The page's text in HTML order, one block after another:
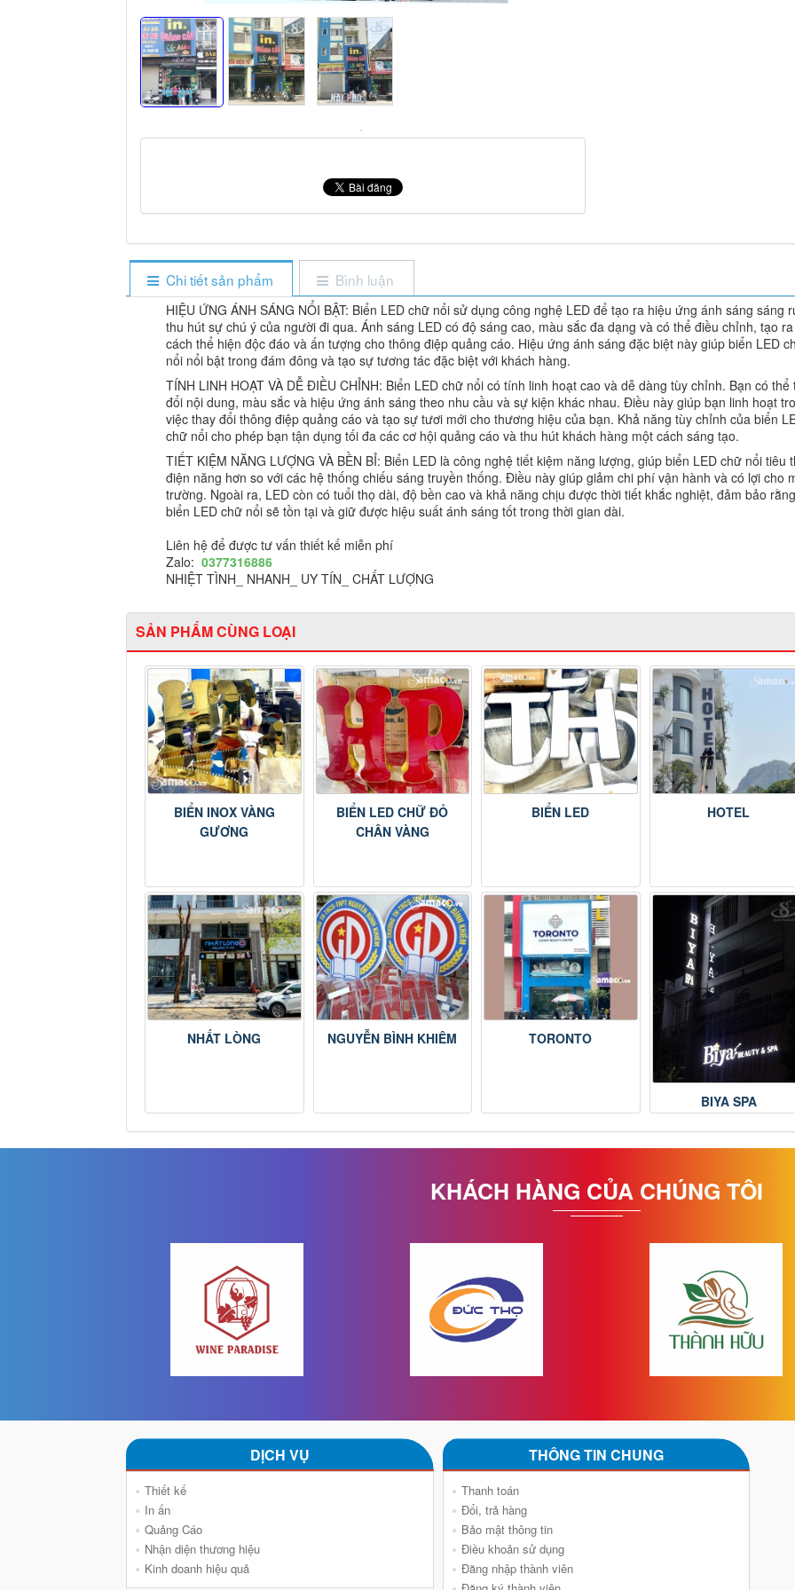
Chi tiết sản phẩm Bình luận
HIỆU ỨNG ÁNH SÁNG NỔI BẬT: Biển LED chữ nổi sử dụng công nghệ LED để tạo ra hiệu ứng ánh sáng sáng
thu hút sự chú ý của người đi qua. Ánh sáng LED có độ sáng cao, màu sắc đa dạng và có thể điều chỉnh, tạo
cách thể hiện độc đáo và ấn tượng cho thông điệp quảng cáo. Hiệu ứng ánh sáng đặc biệt này giúp biển LED
nổi nổi bật trong đám đông và tạo sự tương tác đặc biệt với khách hàng.
TÍNH LINH HOẠT VÀ DỄ ĐIỀU CHỈNH: Biển LED chữ nổi có tính linh hoạt cao và dễ dàng tùy chỉnh. Bạn có thể
đổi nội dung, màu sắc và hiệu ứng ánh sáng theo nhu cầu và sự kiện khác nhau. Điều này giúp bạn linh hoạt
việc thay đổi thông điệp quảng cáo và tạo sự tươi mới cho thương hiệu của bạn. Khả năng tùy chỉnh của biển
chữ nổi cho phép bạn tận dụng tối đa các cơ hội quảng cáo và thu hút khách hàng một cách sáng tạo.
TIẾT KIỆM NĂNG LƯỢNG VÀ BỀN BỈ: Biển LED là công nghệ tiết kiệm năng lượng, giúp biển LED chữ nổi tiêu
điện năng hơn so với các hệ thống chiếu sáng truyền thống. Điều này giúp giảm chi phí vận hành và có lợi cho
trường. Ngoài ra, LED còn có tuổi thọ dài, độ bền cao và khả năng chịu được thời tiết khắc nghiệt, đảm bảo rằng
biển LED chữ nổi sẽ tồn tại và giữ được hiệu suất ánh sáng tốt trong thời gian dài.
Liên hệ để được tư vấn thiết kế miễn phí
Zalo: 0377316886
NHIỆT TÌNH_ NHANH_ UY TÍN_ CHẤT LƯỢNG
SẢN PHẨM CÙNG LOẠI
BIỂN INOX VÀNG
GƯƠNG
BIỂN LED CHỮ ĐỎ
CHÂN VÀNG
BIỂN LED HOTEL
NHẤT LÒNG NGUYỄN BÌNH KHIÊM TORONTO
BIYA SPA
KHÁCH HÀNG CỦA CHÚNG TÔI
DỊCH VỤ
Thiết kế
In ấn
Quảng Cáo
Nhận diện thương hiệu
Kinh doanh hiệu quả
THÔNG TIN CHUNG
Thanh toán
Đổi, trả hàng
Bảo mật thông tin
Điều khoản sử dụng
Đăng nhập thành viên